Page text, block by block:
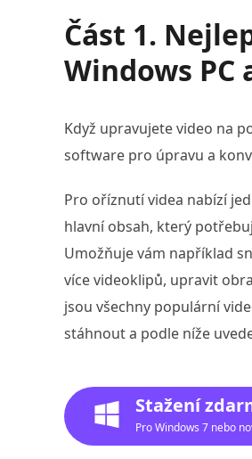
Část 1.
Windows
Když upravujete video na
software pro úpravu a
Pro oříznutí videa nabízí
hlavní obsah, který
Umožňuje vám například
více videoklipů, upravit
jsou všechny populární
stáhnout a podle níže
Stažení
Pro Windows 7 nebo